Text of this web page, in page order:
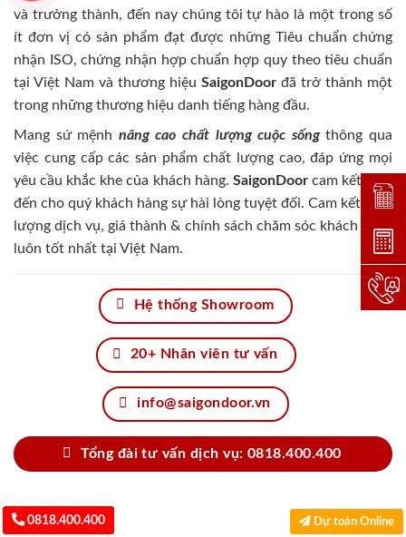
và trưởng thành, đến nay chúng tôi tự hào là một trong số
ít đơn vị có sản phẩm đạt được những Tiêu chuẩn chứng
nhận ISO, chứng nhận hợp chuẩn hợp quy theo tiêu chuẩn
tại Việt Nam và thương hiệu SaigonDoor đã trở thành một
trong những thương hiệu danh tiếng hàng đầu.
Mang sứ mệnh nâng cao chất lượng cuộc sốngthông qua
việc cung cấp các sản phẩm chất lượng cao, đáp ứng mọi
yêu cầu khắc khe của khách hàng. SaigonDoorcam kết đem
đến cho quý khách hàng sự hài lòng tuyệt đối. Cam kết chất
lượng dịch vụ, giá thành & chính sách chăm sóc khách hàng
luôn tốt nhất tại Việt Nam.
Hệ thống Showroom
20+ Nhân viên tư vấn
info@saigondoor.vn
Tổng đài tư vấn dịch vụ: 0818.400.400
0818.400.400 Dự toán Online
Đặt
Dự